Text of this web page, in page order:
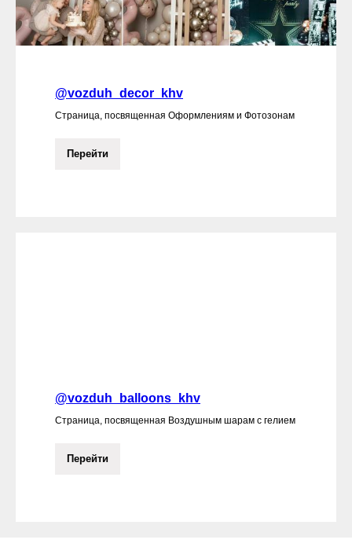
@vozduh_decor_khv
Страница, посвященная Оформлениям и Фотозонам
Перейти
@vozduh_balloons_khv
Страница, посвященная Воздушным шарам с гелием
Перейти